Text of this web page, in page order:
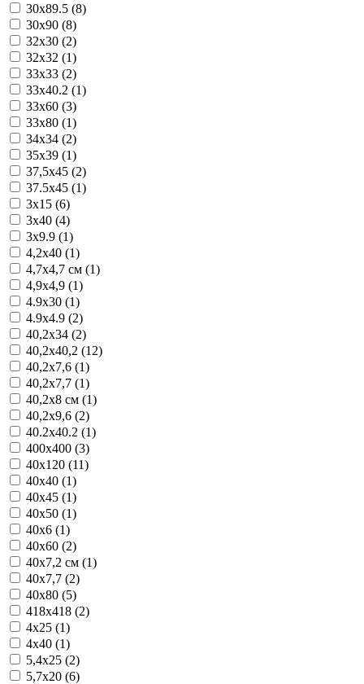
30x89.5 (8)
30x90 (8)
32x30 (2)
32x32 (1)
33x33 (2)
33x40.2 (1)
33x60 (3)
33x80 (1)
34x34 (2)
35x39 (1)
37,5x45 (2)
37.5x45 (1)
3x15 (6)
3x40 (4)
3x9.9 (1)
4,2x40 (1)
4,7x4,7 см (1)
4,9x4,9 (1)
4.9x30 (1)
4.9x4.9 (2)
40,2x34 (2)
40,2x40,2 (12)
40,2x7,6 (1)
40,2x7,7 (1)
40,2x8 см (1)
40,2x9,6 (2)
40.2x40.2 (1)
400x400 (3)
40x120 (11)
40x40 (1)
40x45 (1)
40x50 (1)
40x6 (1)
40x60 (2)
40x7,2 см (1)
40x7,7 (2)
40x80 (5)
418x418 (2)
4x25 (1)
4x40 (1)
5,4x25 (2)
5,7x20 (6)